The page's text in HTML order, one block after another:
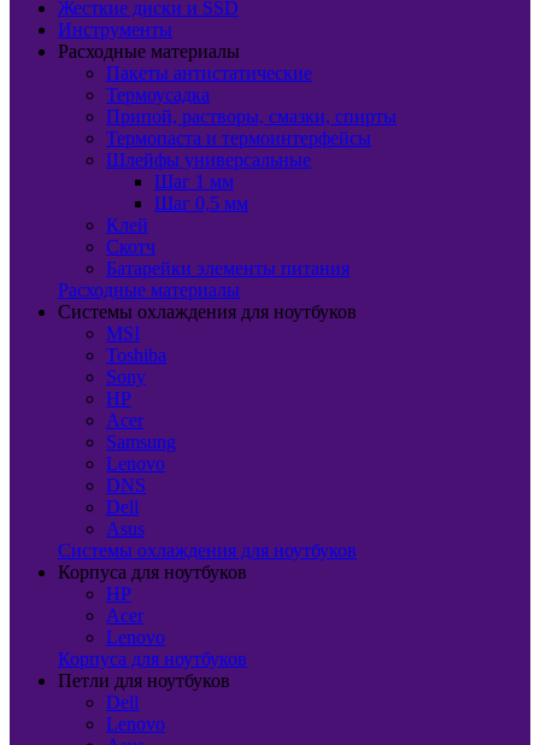
Жесткие диски и SSD
Инструменты
Расходные материалы
Пакеты антистатические
Термоусадка
Припой, растворы, смазки, спирты
Термопаста и термоинтерфейсы
Шлейфы универсальные
Шаг 1 мм
Шаг 0,5 мм
Клей
Скотч
Батарейки элементы питания
Расходные материалы
Системы охлаждения для ноутбуков
MSI
Toshiba
Sony
HP
Acer
Samsung
Lenovo
DNS
Dell
Asus
Системы охлаждения для ноутбуков
Корпуса для ноутбуков
HP
Acer
Lenovo
Корпуса для ноутбуков
Петли для ноутбуков
Dell
Lenovo